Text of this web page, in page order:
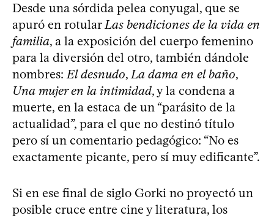
Desde una sórdida pelea conyugal, que se
apuró en rotularLas bendiciones de la vida en
familia, a la exposición del cuerpo femenino
para la diversión del otro, también dándole
nombres:El desnudo,La dama en el baño,
Una mujer en la intimidad, y la condena a
muerte, en la estaca de un “parásito de la
actualidad”, para el que no destinó título
pero sí un comentario pedagógico: “No es
exactamente picante, pero sí muy edificante”.
Si en ese final de siglo Gorki no proyectó un
posible cruce entre cine y literatura, los